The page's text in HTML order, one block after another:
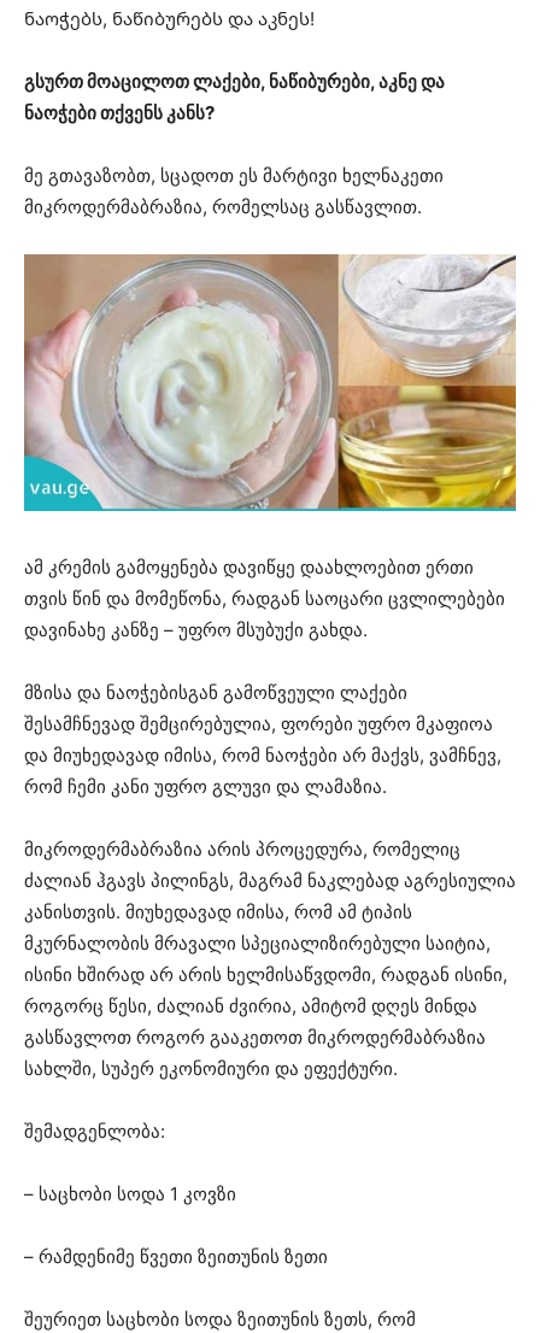
ნაოჭებს, ნაწიბურებს და აკნეს!
გსურთ მოაცილოთ ლაქები, ნაწიბურები, აკნე და
ნაოჭები თქვენს კანს?
მე გთავაზობთ, სცადოთ ეს მარტივი ხელნაკეთი
მიკროდერმაბრაზია, რომელსაც გასწავლით.
ამ კრემის გამოყენება დავიწყე დაახლოებით ერთი
თვის წინ და მომეწონა, რადგან საოცარი ცვლილებები
დავინახე კანზე – უფრო მსუბუქი გახდა.
მზისა და ნაოჭებისგან გამოწვეული ლაქები
შესამჩნევად შემცირებულია, ფორები უფრო მკაფიოა
და მიუხედავად იმისა, რომ ნაოჭები არ მაქვს, ვამჩნევ,
რომ ჩემი კანი უფრო გლუვი და ლამაზია.
მიკროდერმაბრაზია არის პროცედურა, რომელიც
ძალიან ჰგავს პილინგს, მაგრამ ნაკლებად აგრესიულია
კანისთვის. მიუხედავად იმისა, რომ ამ ტიპის
მკურნალობის მრავალი სპეციალიზირებული საიტია,
ისინი ხშირად არ არის ხელმისაწვდომი, რადგან ისინი,
როგორც წესი, ძალიან ძვირია, ამიტომ დღეს მინდა
გასწავლოთ როგორ გააკეთოთ მიკროდერმაბრაზია
სახლში, სუპერ ეკონომიური და ეფექტური.
შემადგენლობა:
– საცხობი სოდა 1 კოვზი
– რამდენიმე წვეთი ზეითუნის ზეთი
შეურიეთ საცხობი სოდა ზეითუნის ზეთს, რომ